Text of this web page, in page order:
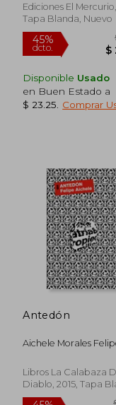
Ediciones El
Tapa Blanda, Nuevo
Disponible Usado
en Buen Estado a
$ 23.25
Comprar
Antedón
Aichele Morales
Libros La Calabaza
Diablo, 2015, Tapa
Nuevo